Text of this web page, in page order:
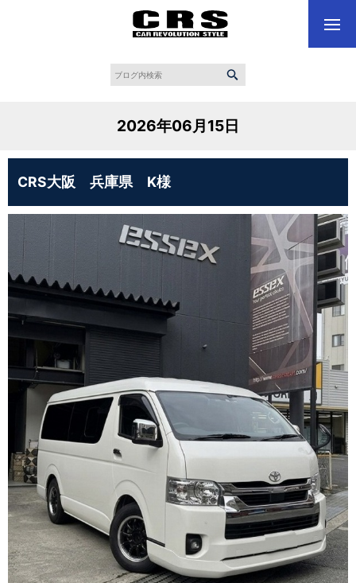
2026年06月15日
CRS大阪 兵庫県 K様